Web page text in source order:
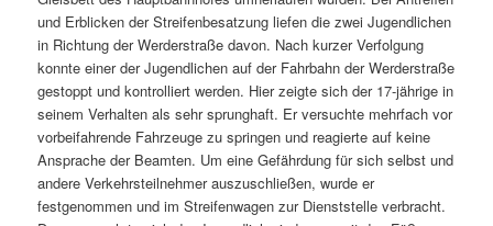
und Erblicken der Streifenbesatzung liefen die zwei Jugendlichen
in Richtung der Werderstraße davon. Nach kurzer Verfolgung
konnte einer der Jugendlichen auf der Fahrbahn der Werderstraße
gestoppt und kontrolliert werden. Hier zeigte sich der 17-jährige in
seinem Verhalten als sehr sprunghaft. Er versuchte mehrfach vor
vorbeifahrende Fahrzeuge zu springen und reagierte auf keine
Ansprache der Beamten. Um eine Gefährdung für sich selbst und
andere Verkehrsteilnehmer auszuschließen, wurde er
festgenommen und im Streifenwagen zur Dienststelle verbracht.